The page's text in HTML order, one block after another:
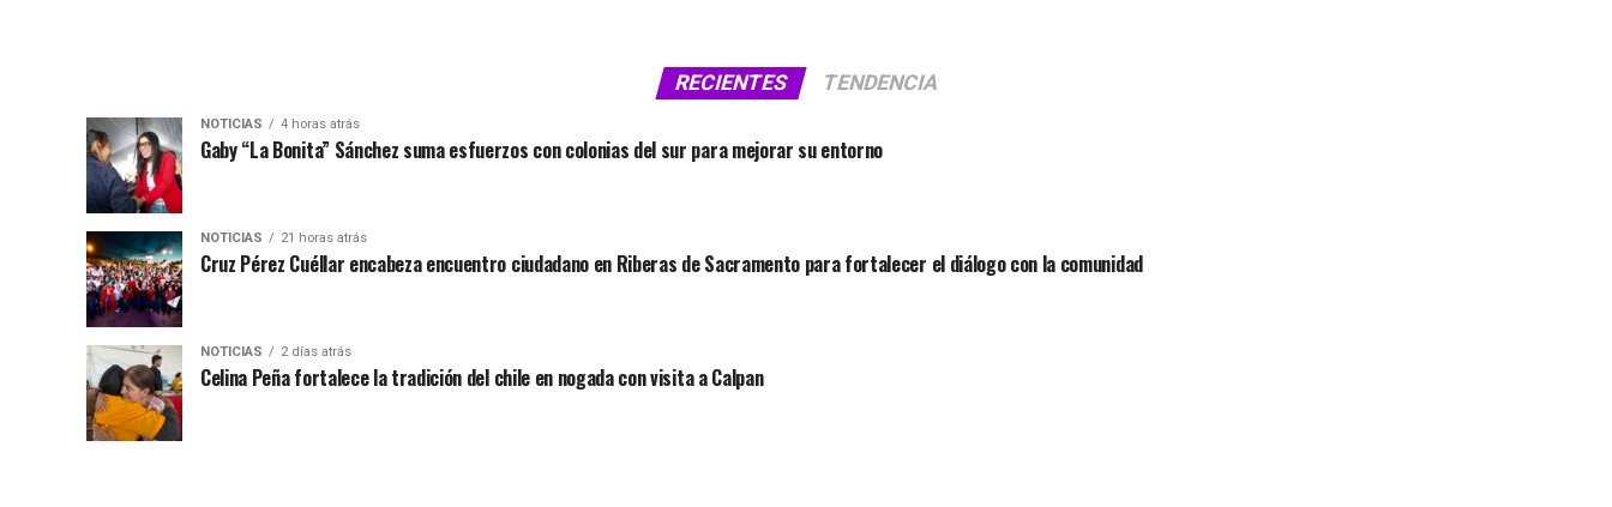
RECIENTES TENDENCIA
NOTICIAS 4 horas atrás
Gaby “La Bonita” Sánchez suma esfuerzos con colonias del sur para mejorar su entorno
NOTICIAS 21 horas atrás
Cruz Pérez Cuéllar encabeza encuentro ciudadano en Riberas de Sacramento para fortalecer el diálogo con la comunidad
NOTICIAS 2 días atrás
Celina Peña fortalece la tradición del chile en nogada con visita a Calpan